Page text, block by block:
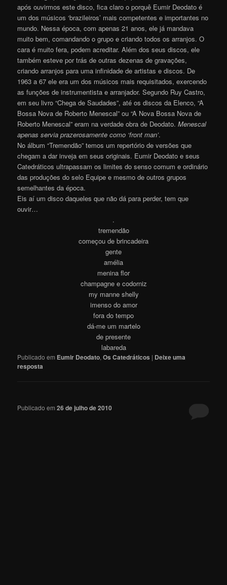
após ouvirmos este disco, fica claro o porquê Eumir Deodato é
um dos músicos ‘brazileiros’ mais competentes e importantes no
mundo. Nessa época, com apenas 21 anos, ele já mandava
muito bem, comandando o grupo e criando todos os arranjos. O
cara é muito fera, podem acreditar. Além dos seus discos, ele
também esteve por trás de outras dezenas de gravações,
criando arranjos para uma infinidade de artistas e discos. De
1963 a 67 ele era um dos músicos mais requisitados, exercendo
as funções de instrumentista e arranjador. Segundo Ruy Castro,
em seu livro “Chega de Saudades”, até os discos da Elenco, “A
Bossa Nova de Roberto Menescal” ou “A Nova Bossa Nova de
Roberto Menescal” eram na verdade obra de Deodato.Menescal
apenas servia prazerosamente como ‘front man’.
No álbum “Tremendão” temos um repertório de versões que
chegam a dar inveja em seus originais. Eumir Deodato e seus
Catedráticos ultrapassam os limites do senso comum e ordinário
das produções do selo Equipe e mesmo de outros grupos
semelhantes da época.
Eis aí um disco daqueles que não dá para perder, tem que
ouvir…
.
tremendão
começou de brincadeira
gente
amélia
menina flor
champagne e codorniz
my manne shelly
imenso do amor
fora do tempo
dá-me um martelo
de presente
labareda
Publicado em Eumir Deodato,Os Catedráticos | Deixe uma
resposta
Publicado em26 de julho de 2010